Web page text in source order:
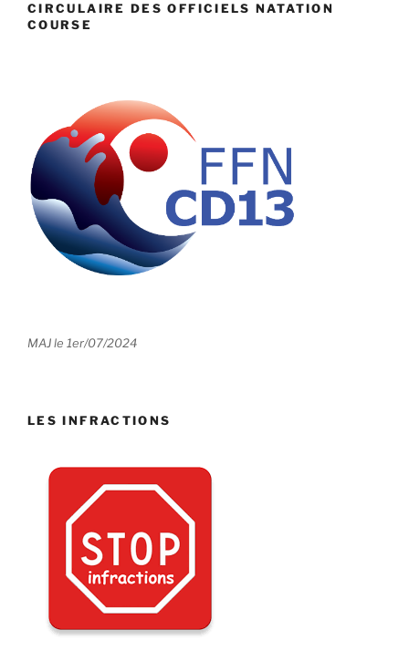
CIRCULAIRE DES OFFICIELS NATATION
COURSE
MAJ le 1er/07/2024
LES INFRACTIONS